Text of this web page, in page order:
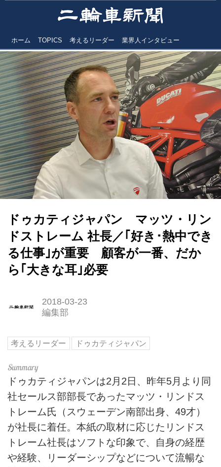
ホーム TOPICS 考えるリーダー 業界人インタビュー
ドゥカティジャパン マッツ・リン
ドストレーム 社長／｢好き･熱中でき
る仕事｣が重要 顧客が一番、だか
ら｢大きな耳｣必要
2018-03-23
編集部
考えるリーダー ドゥカティジャパン
ドゥカティジャパンは2月2日、昨年5月より同
社セールス部部長であったマッツ・リンドス
トレーム氏（スウェーデン南部出身、49才）
が社長に着任。本紙の取材に応じたリンドス
トレーム社長はソフトな印象で、自身の経歴
や経験、リーダーシップなどについて流暢な